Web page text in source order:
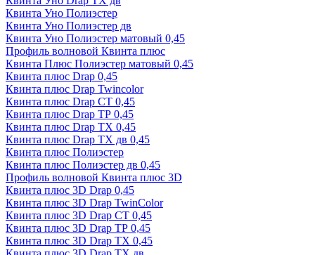
Квинта Уно Полиэстер
Квинта Уно Полиэстер дв
Квинта Уно Полиэстер матовый 0,45
Профиль волновой Квинта плюс
Квинта Плюс Полиэстер матовый 0,45
Квинта плюс Drap 0,45
Квинта плюс Drap Twincolor
Квинта плюс Drap СТ 0,45
Квинта плюс Drap ТР 0,45
Квинта плюс Drap ТХ 0,45
Квинта плюс Drap ТХ дв 0,45
Квинта плюс Полиэстер
Квинта плюс Полиэстер дв 0,45
Профиль волновой Квинта плюс 3D
Квинта плюс 3D Drap 0,45
Квинта плюс 3D Drap TwinColor
Квинта плюс 3D Drap СТ 0,45
Квинта плюс 3D Drap ТР 0,45
Квинта плюс 3D Drap ТХ 0,45